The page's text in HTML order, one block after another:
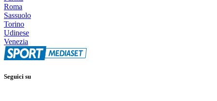
Roma
Sassuolo
Torino
Udinese
Venezia
Seguici su